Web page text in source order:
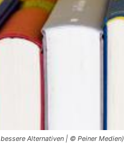
Alternativen | © Peiner Medien)